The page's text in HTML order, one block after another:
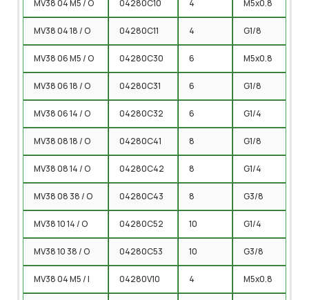
MV38 04 M5 / O 04280C10 4 M5x0.8
MV38 04 18 / O 04280C11 4 G1/8
MV38 06 M5 / O 04280C30 6 M5x0.8
MV38 06 18 / O 04280C31 6 G1/8
MV38 06 14 / O 04280C32 6 G1/4
MV38 08 18 / O 04280C41 8 G1/8
MV38 08 14 / O 04280C42 8 G1/4
MV38 08 38 / O 04280C43 8 G3/8
MV38 10 14 / O 04280C52 10 G1/4
MV38 10 38 / O 04280C53 10 G3/8
MV38 04 M5 / I 04280V10 4 M5x0.8